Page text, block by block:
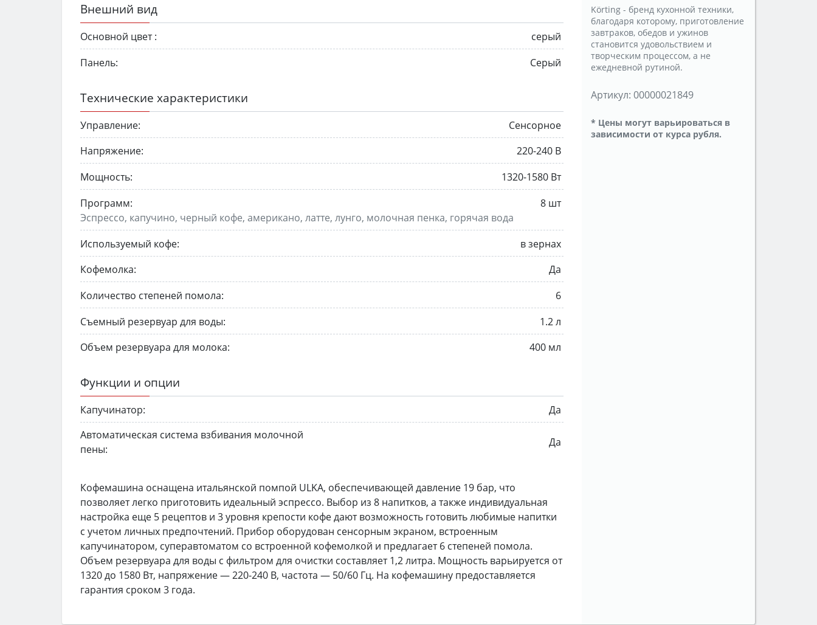
Внешний вид
Основной цвет :
серый
Панель:
Серый
Технические характеристики
Управление:
Сенсорное
Напряжение:
220-240 В
Мощность:
1320-1580 Вт
Программ:
8 шт
Эспрессо, капучино, черный кофе, американо, латте, лунго, молочная пенка, горячая вода
Используемый кофе:
в зернах
Кофемолка:
Да
Количество степеней помола:
6
Съемный резервуар для воды:
1.2 л
Объем резервуара для молока:
400 мл
Функции и опции
Капучинатор:
Да
Автоматическая система взбивания молочной
пены:
Да
Кофемашина оснащена итальянской помпой ULKA, обеспечивающей давление 19 бар, что
позволяет легко приготовить идеальный эспрессо. Выбор из 8 напитков, а также индивидуальная
настройка еще 5 рецептов и 3 уровня крепости кофе дают возможность готовить любимые напитки
с учетом личных предпочтений. Прибор оборудован сенсорным экраном, встроенным
капучинатором, суперавтоматом со встроенной кофемолкой и предлагает 6 степеней помола.
Объем резервуара для воды с фильтром для очистки составляет 1,2 литра. Мощность варьируется от
1320 до 1580 Вт, напряжение — 220-240 В, частота — 50/60 Гц. На кофемашину предоставляется
гарантия сроком 3 года.
Körting - бренд кухонной техники,
благодаря которому, приготовление
завтраков, обедов и ужинов
становится удовольствием и
творческим процессом, а не
ежедневной рутиной.
Артикул: 00000021849
* Цены могут варьироваться в
зависимости от курса рубля.